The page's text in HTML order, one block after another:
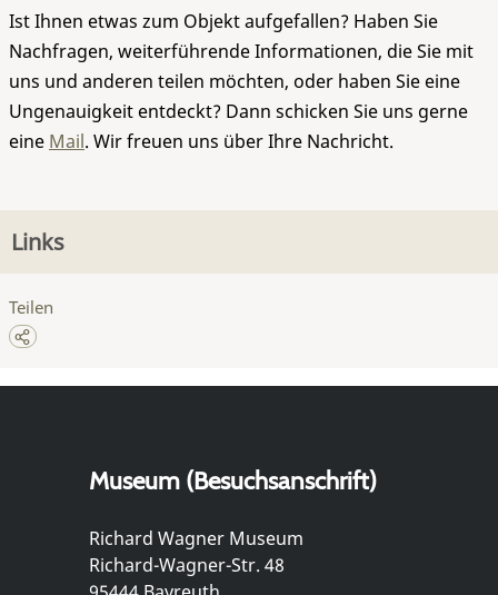
Ist Ihnen etwas zum Objekt aufgefallen? Haben Sie
Nachfragen, weiterführende Informationen, die Sie mit
uns und anderen teilen möchten, oder haben Sie eine
Ungenauigkeit entdeckt? Dann schicken Sie uns gerne
eine Mail. Wir freuen uns über Ihre Nachricht.
Links
Teilen
Museum (Besuchsanschrift)
Richard Wagner Museum
Richard-Wagner-Str. 48